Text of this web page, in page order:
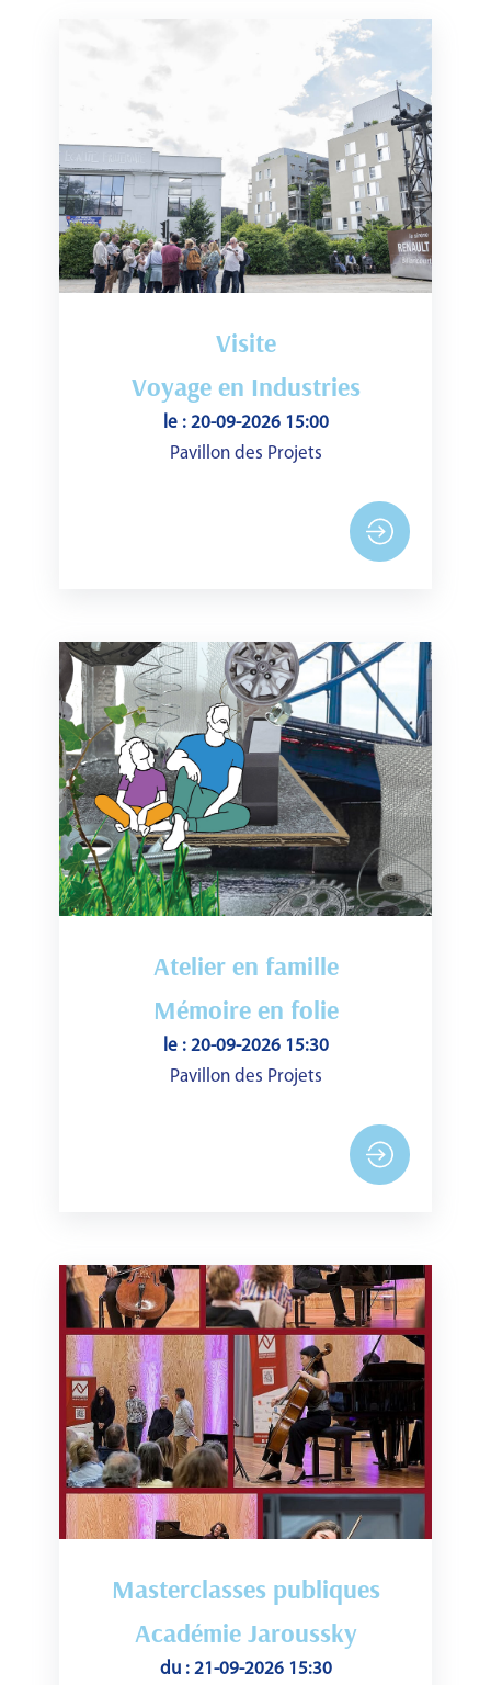
Visite
Voyage en Industries
le : 20-09-2026 15:00
Pavillon des Projets
Atelier en famille
Mémoire en folie
le : 20-09-2026 15:30
Pavillon des Projets
Masterclasses publiques
Académie Jaroussky
du : 21-09-2026 15:30